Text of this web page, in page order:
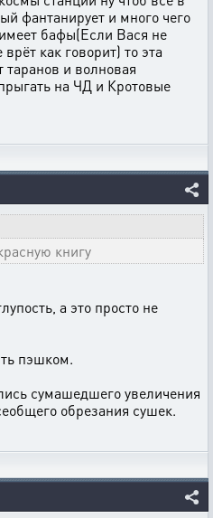
фантанирует и много чего
бафы(Если Вася не
как говорит) то эта
таранов и волновая
на ЧД и Кротовые
книгу
а это просто не
пэшком.
сумашедшего увеличения
обрезания сушек.